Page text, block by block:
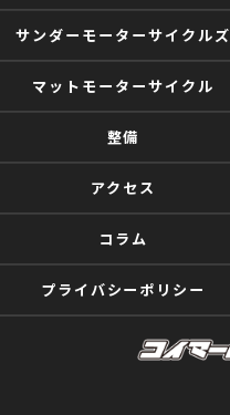
サンダーモーターサイクルズ
マットモーターサイクル
整備
アクセス
コラム
プライバシーポリシー